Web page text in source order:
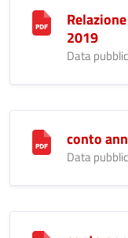
2019
Data
conto
Data